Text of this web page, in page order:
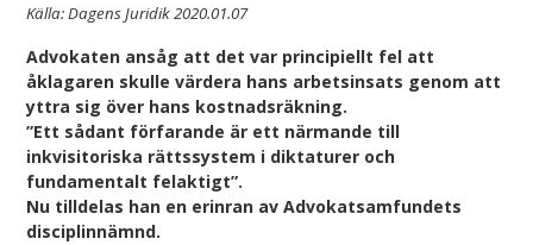
Källa: Dagens Juridik 2020.01.07
Advokaten ansåg att det var principiellt fel att
åklagaren skulle värdera hans arbetsinsats genom att
yttra sig över hans kostnadsräkning.
”Ett sådant förfarande är ett närmande till
inkvisitoriska rättssystem i diktaturer och
fundamentalt felaktigt”.
Nu tilldelas han en erinran av Advokatsamfundets
disciplinnämnd.